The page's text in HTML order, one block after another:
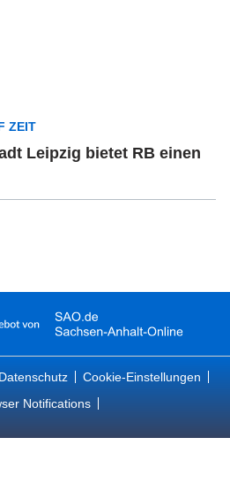
ZEIT
Leipzig bietet RB einen
Datenschutz
Cookie-Einstellungen
Notifications